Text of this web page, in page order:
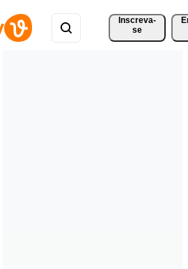
Inscreva-
se